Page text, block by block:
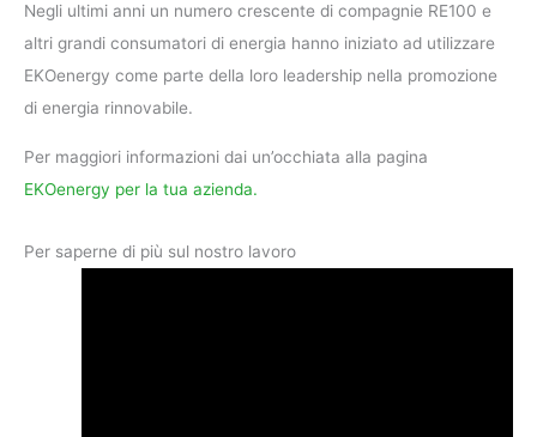
Negli ultimi anni un numero crescente di compagnie RE100 e
altri grandi consumatori di energia hanno iniziato ad utilizzare
EKOenergy come parte della loro leadership nella promozione
di energia rinnovabile.
Per maggiori informazioni dai un’occhiata alla pagina
EKOenergy per la tua azienda.
Per saperne di più sul nostro lavoro